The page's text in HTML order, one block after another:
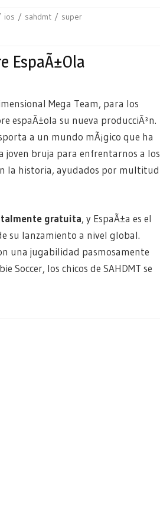
ios sahdmt
super
EspaÃ±ola
Mega Team, para los
espaÃ±ola su nueva producciÃ³n.
a un mundo mÃ¡gico que ha
joven bruja para enfrentarnos a los
la historia, ayudados por multitud
gratuita, y EspaÃ±a es el
su lanzamiento a nivel global.
una jugabilidad pasmosamente
Soccer, los chicos de SAHDMT se